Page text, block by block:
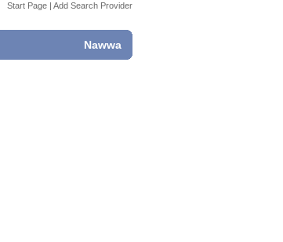
Start Page | Add Search Provider
Nawwa